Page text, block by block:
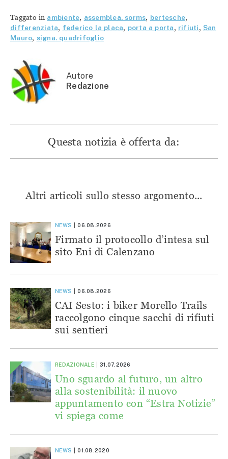
Twitter
(Si
apre
in
una
(Si
apre
in
una
nuova
(Si
apre
in
una
(Si
apre
in
una
Taggato in ambiente, assemblea. sorms, bertesche,
differenziata, federico la placa, porta a porta, rifiuti, San
Mauro, signa. quadrifoglio
Autore
Redazione
Questa notizia è offerta da:
Altri articoli sullo stesso argomento...
NEWS 06.08.2026
Firmato il protocollo d’intesa sul
sito Eni di Calenzano
NEWS 06.08.2026
CAI Sesto: i biker Morello Trails
raccolgono cinque sacchi di rifiuti
sui sentieri
REDAZIONALE 31.07.2026
Uno sguardo al futuro, un altro
alla sostenibilità: il nuovo
appuntamento con “Estra Notizie”
vi spiega come
NEWS 01.08.2020